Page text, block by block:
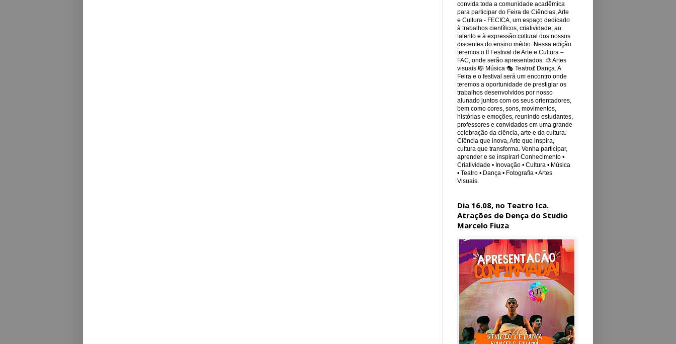
convida toda a comunidade acadêmica
para participar do Feira de Ciências, Arte
e Cultura - FECICA, um espaço dedicado
à trabalhos científicos, criatividade, ao
talento e à expressão cultural dos nossos
discentes do ensino médio. Nessa edição
teremos o II Festival de Arte e Cultura –
FAC, onde serão apresentados: 🎨 Artes
visuais 🎼 Música 🎭 Teatro💃 Dança. A
Feira e o festival será um encontro onde
teremos a oportunidade de prestigiar os
trabalhos desenvolvidos por nosso
alunado juntos com os seus orientadores,
bem como cores, sons, movimentos,
histórias e emoções, reunindo estudantes,
professores e convidados em uma grande
celebração da ciência, arte e da cultura.
Ciência que inova, Arte que inspira,
cultura que transforma. Venha participar,
aprender e se inspirar! Conhecimento •
Criatividade • Inovação • Cultura • Música
• Teatro • Dança • Fotografia • Artes
Visuais.
Dia 16.08, no Teatro Ica.
Atrações de Dença do Studio
Marcelo Fiuza